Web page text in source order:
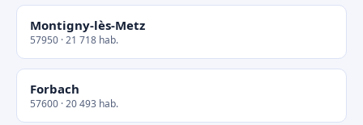
Montigny-lès-Metz
57950 · 21 718 hab.
Forbach
57600 · 20 493 hab.